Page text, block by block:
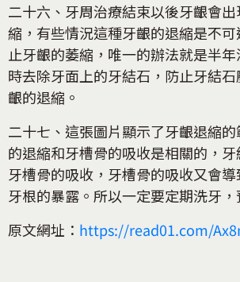
二十六、牙周治療結束以後牙齦會
縮，有些情況這種牙齦的退縮是不
止牙齦的萎縮，唯一的辦法就是半
時去除牙面上的牙結石，防止牙結
齦的退縮。
二十七、這張圖片顯示了牙齦退縮
的退縮和牙槽骨的吸收是相關的，
牙槽骨的吸收，牙槽骨的吸收又會
牙根的暴露。所以一定要定期洗牙，
原文網址： https://read01.com/